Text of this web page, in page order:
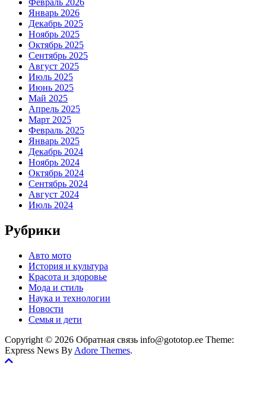
Январь 2026
Декабрь 2025
Ноябрь 2025
Октябрь 2025
Сентябрь 2025
Август 2025
Июль 2025
Июнь 2025
Май 2025
Апрель 2025
Март 2025
Февраль 2025
Январь 2025
Декабрь 2024
Ноябрь 2024
Октябрь 2024
Сентябрь 2024
Август 2024
Июль 2024
Рубрики
Авто мото
История и культура
Красота и здоровье
Мода и стиль
Наука и технологии
Новости
Семья и дети
Copyright © 2026 Обратная связь info@gototop.ee Theme:
Express News By Adore Themes.